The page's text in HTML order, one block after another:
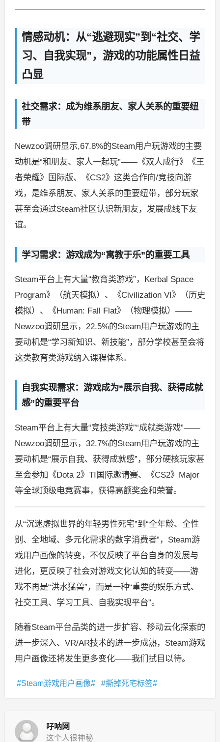
情感动机：从“逃避现实”到“社交、学
习、自我实现”，游戏的功能属性日益
凸显
社交需求：成为维系朋友、家人关系的重要纽
带
Newzoo调研显示,67.8%的Steam用户玩游戏的主要
动机是“和朋友、家人一起玩”——《双人成行》《王
者荣耀》国际版、《CS2》这类合作向/竞技向游
戏，是维系朋友、家人关系的重要纽带，部分玩家
甚至会通过Steam社区认识新朋友，发展成线下友
谊。
学习需求：游戏成为“寓教于乐”的重要工具
Steam平台上有大量“教育类游戏”，Kerbal Space
Program》（航天模拟）、《Civilization VI》（历史
模拟）、《Human: Fall Flat》（物理模拟）——
Newzoo调研显示，22.5%的Steam用户玩游戏的主
要动机是“学习新知识、新技能”，部分学校甚至会将
这类教育类游戏纳入课程体系。
自我实现需求：游戏成为“展示自我、获得成就
感”的重要平台
Steam平台上有大量“竞技类游戏”“成就类游戏”——
Newzoo调研显示，32.7%的Steam用户玩游戏的主
要动机是“展示自我、获得成就感”，部分硬核玩家甚
至会参加《Dota 2》TI国际邀请赛、《CS2》Major
等全球顶级电竞赛事，获得高额奖金和荣誉。
从“沉迷虚拟世界的年轻男性死宅”到“全年龄、全性
别、全地域、多元化需求的数字消费者”，Steam游
戏用户画像的转变，不仅反映了平台自身的发展与
进化，更反映了社会对游戏文化认知的转变——游
戏不再是“洪水猛兽”，而是一种“重要的娱乐方式、
社交工具、学习工具、自我实现平台”。
随着Steam平台品类的进一步扩容、移动云化探索的
进一步深入、VR/AR技术的进一步成熟，Steam游戏
用户画像还将发生更多变化——我们拭目以待。
Steam游戏用户画像 撕掉死宅标签
吇呐网
这个人很神秘